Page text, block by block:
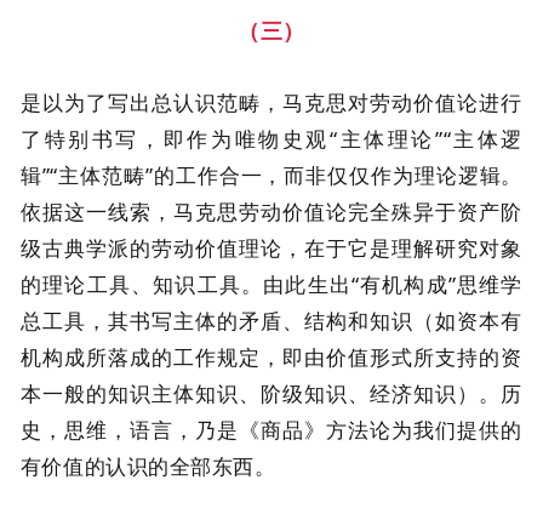
（三）
是以为了写出总认识范畴，马克思对劳动价值论进行
了特别书写，即作为唯物史观“主体理论”“主体逻
辑”“主体范畴”的工作合一，而非仅仅作为理论逻辑。
依据这一线索，马克思劳动价值论完全殊异于资产阶
级古典学派的劳动价值理论，在于它是理解研究对象
的理论工具、知识工具。由此生出“有机构成”思维学
总工具，其书写主体的矛盾、结构和知识（如资本有
机构成所落成的工作规定，即由价值形式所支持的资
本一般的知识主体知识、阶级知识、经济知识）。历
史，思维，语言，乃是《商品》方法论为我们提供的
有价值的认识的全部东西。